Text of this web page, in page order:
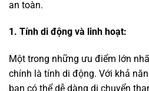
an toàn.
1. Tính di động và linh hoạt:
Một trong những ưu điểm lớn
chính là tính di động. Với khả
bạn có thể dễ dàng di chuyển